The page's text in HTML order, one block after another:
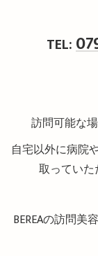
TEL:
訪問可能な
自宅以外に病院
取っていた
BEREAの訪問